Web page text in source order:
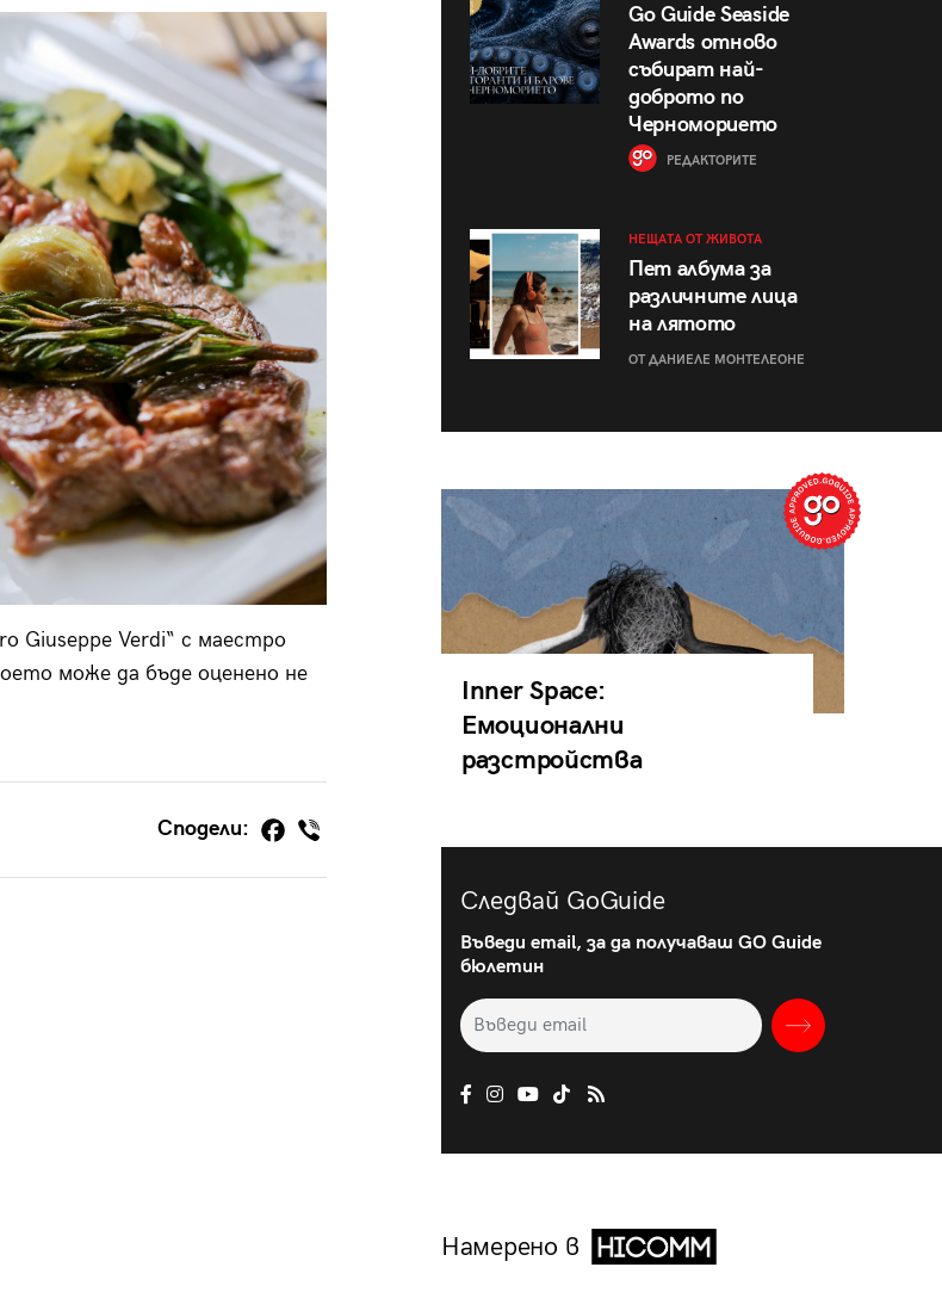
Giuseppe Verdi“ с маестро
може да бъде оценено не
Сподели:
Go Guide Seaside
Awards отново
събират най-
доброто по
Черноморието
РЕДАКТОРИТЕ
НЕЩАТА ОТ ЖИВОТА
Пет албума за
различните лица
на лятото
ОТ ДАНИЕЛЕ МОНТЕЛЕОНЕ
Inner Space:
Емоционални
разстройства
Следвай GoGuide
Въведи email, за да получаваш GO Guide
бюлетин
Намерено в